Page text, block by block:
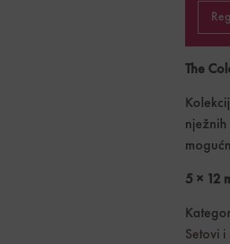
The
nježnih
5 × 12
Setovi